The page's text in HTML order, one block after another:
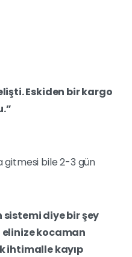
Eskiden bir kargo
gitmesi bile 2-3 gün
sistemi diye bir şey
elinize kocaman
ihtimalle kayıp